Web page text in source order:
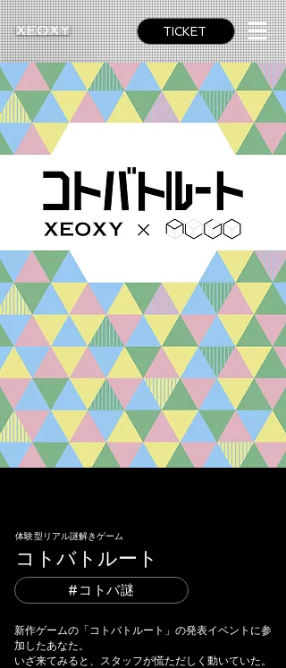
TICKET
体験型リアル謎解きゲーム
コトバトルート
新作ゲームの「コトバトルート」の発表イベントに参
加したあなた。
いざ来てみると、スタッフが慌ただしく動いていた。
#コトバ謎